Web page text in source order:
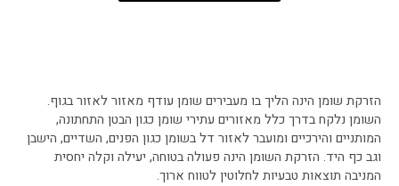
הזרקת שומן הינה הליך בו מעבירים שומן עודף מאזור לאזור בגוף.
השומן נלקח בדרך כלל מאזורים עתירי שומן כגון הבטן התחתונה,
המותניים והירכיים ומועבר לאזור דל בשומן כגון הפנים, השדיים, הישבן
וגב כף היד. הזרקת השומן הינה פעולה בטוחה, יעילה וקלה יחסית
המניבה תוצאות טבעיות לחלוטין לטווח ארוך.